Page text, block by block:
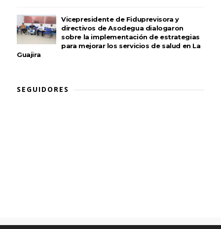
Vicepresidente de Fiduprevisora y
directivos de Asodegua dialogaron
sobre la implementación de estrategias
para mejorar los servicios de salud en La
Guajira
SEGUIDORES